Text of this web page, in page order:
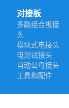
对接板
多路组合板接
头
模块式电接头
电测试接头
自动公母接头
工具和配件